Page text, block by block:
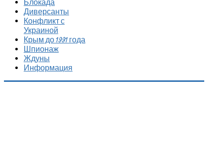
Блокада
Диверсанты
Конфликт с
Украиной
Крым до 1991 года
Шпионаж
Ждуны
Информация